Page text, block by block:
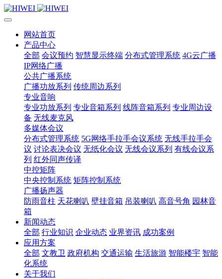
网站首页
产品中心
全部 会议预约 智慧显示终端 分布式管理系统 4G云广播
IP网络广播
公共广播系统
广播功放系列 传统周边系列
专业音响
专业功放系列 专业音箱系列 线阵音箱系列 专业周边设
备 无线麦克风
多媒体会议
分布式管理系统 5G网络手拉手会议系统 无线手拉手会
议 讨论表决会议 无纸化会议 无线会议系列 有线会议系
列 红外同声传译
中控矩阵
中央控制系统 矩阵控制系统
广播扬声器
防雨音柱 天花喇叭 壁挂音箱 吊装喇叭 高音号角 园林音
箱
新闻动态
全部 行业知识 企业动态 业界资讯 成功案例
应用方案
全部 文教卫 政府机构 交通运输 生活旅游 智能楼宇 智能
化系统
关于我们